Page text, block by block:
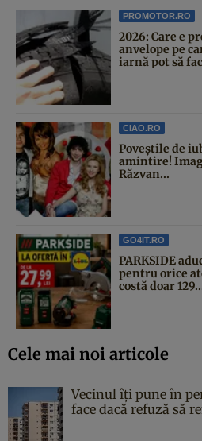
PROMOTOR.RO
2026: Care e
anvelope pe
iarnă pot să
CIAO.RO
Poveştile de
amintire!
Răzvan...
GO4IT.RO
PARKSIDE
pentru orice
costă doar
Cele mai noi articole
Vecinul îți pune în
face dacă refuză să